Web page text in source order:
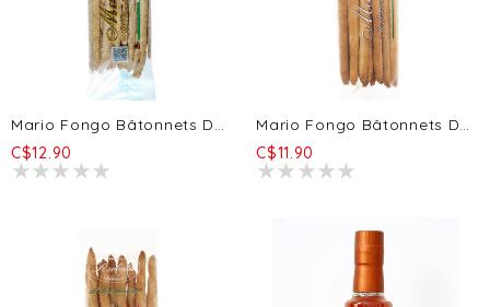
Mario Fongo Bâtonnets De Pain Étirés -H2O Et Sésame 200g
C$12.90
Mario Fongo Bâtonnets De Pain Étirés - Classique Original 200g
C$11.90